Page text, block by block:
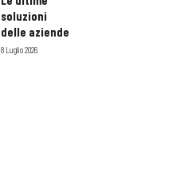
soluzioni
delle aziende
8 Luglio 2026